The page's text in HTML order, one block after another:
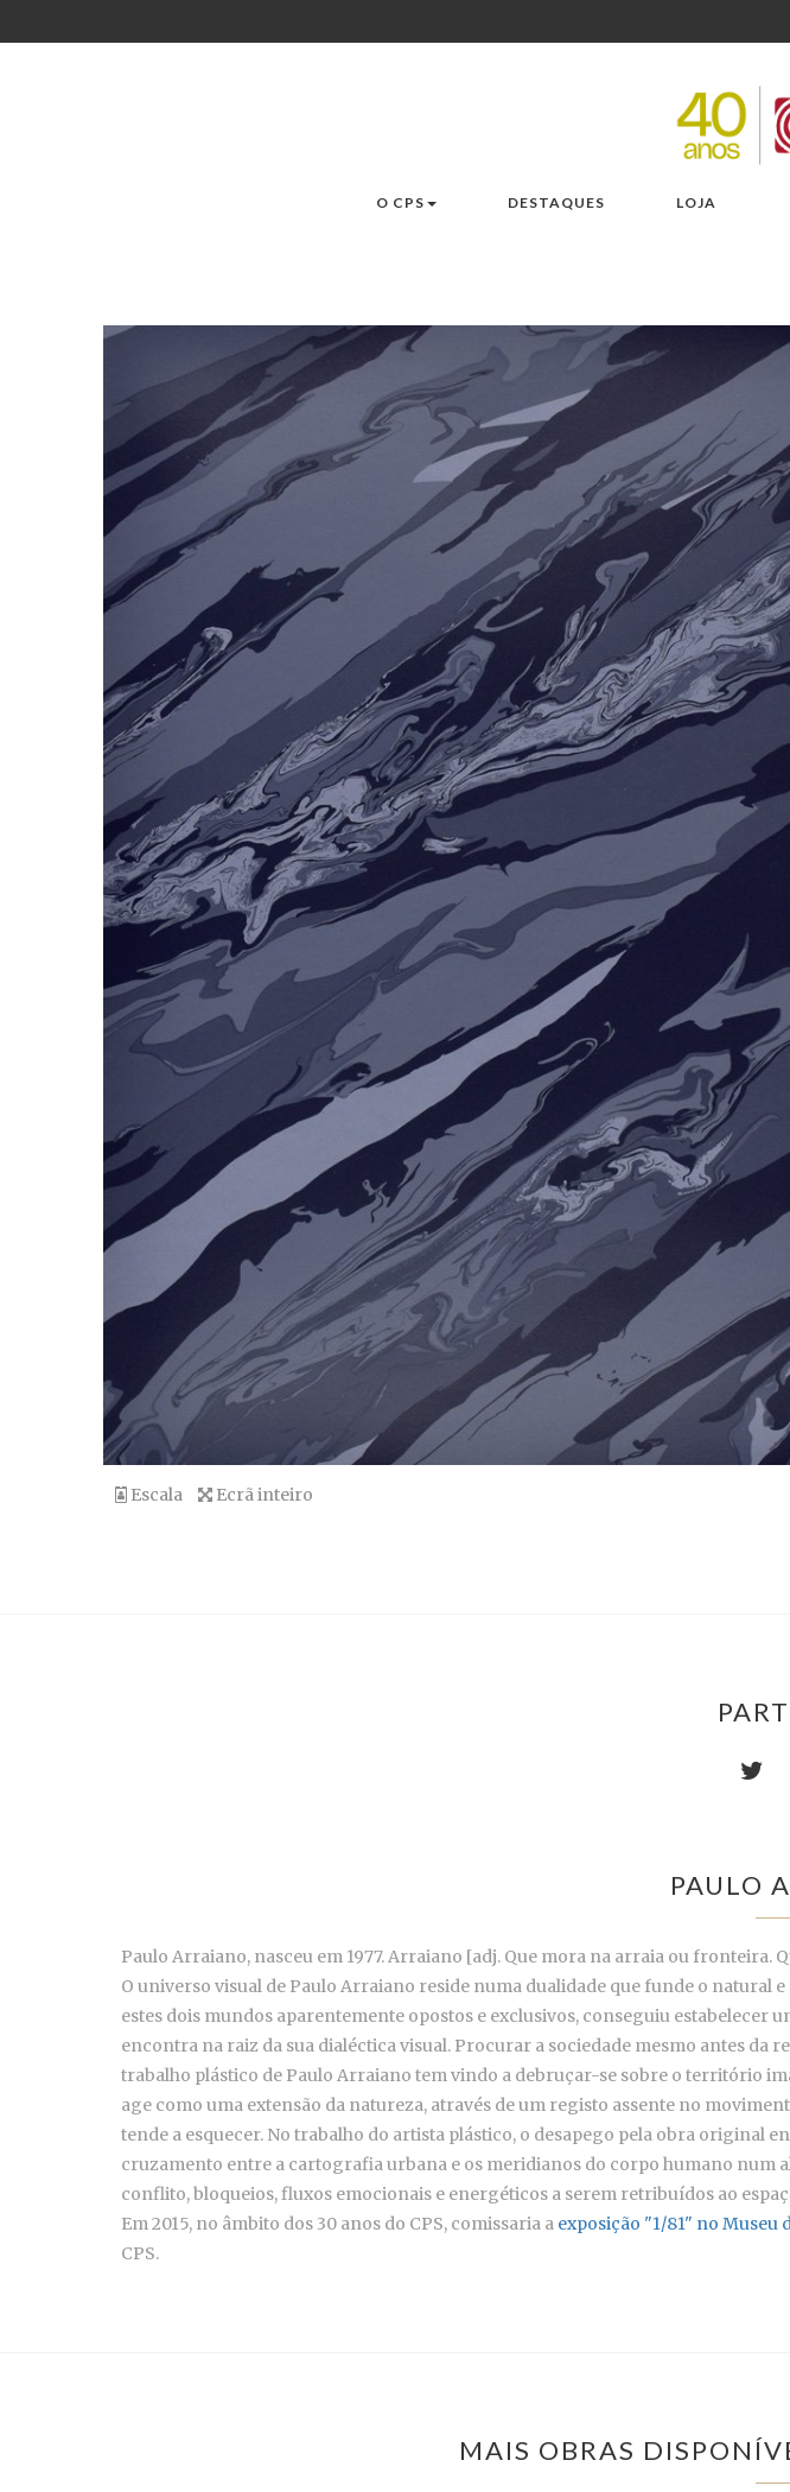
O CPS DESTAQUES LOJA
Escala Ecrã inteiro
PAULO
Paulo Arraiano, nasceu em 1977. Arraiano [adj. Que mora na arraia ou fronteira.
O universo visual de Paulo Arraiano reside numa dualidade que funde o
estes dois mundos aparentemente opostos e exclusivos, conseguiu
encontra na raiz da sua dialéctica visual. Procurar a sociedade mesmo antes
trabalho plástico de Paulo Arraiano tem vindo a debruçar-se sobre o território
age como uma extensão da natureza, através de um registo assente no
tende a esquecer. No trabalho do artista plástico, o desapego pela obra original
cruzamento entre a cartografia urbana e os meridianos do corpo humano num
conflito, bloqueios, fluxos emocionais e energéticos a serem retribuídos ao
Em 2015, no âmbito dos 30 anos do CPS, comissaria a exposição "1/81" no Museu
CPS.
MAIS OBRAS